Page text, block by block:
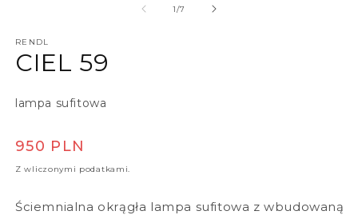
1/z7
RENDL
CIEL 59
lampa sufitowa
Cena regularna
950 PLN
Z wliczonymi podatkami.
Ściemnialna okrągła lampa sufitowa z wbudowaną